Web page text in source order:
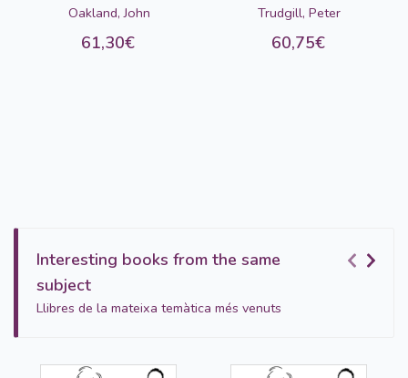
Oakland, John
61,30€
Trudgill, Peter
60,75€
Interesting books from the same
subject
Llibres de la mateixa temàtica més venuts